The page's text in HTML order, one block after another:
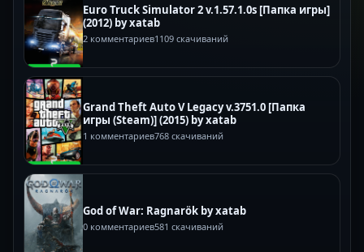
Euro Truck Simulator 2 v.1.57.1.0s [Папка игры]
(2012) by xatab
2 комментариев1109 скачиваний
Grand Theft Auto V Legacy v.3751.0 [Папка
игры (Steam)] (2015) by xatab
1 комментариев768 скачиваний
God of War: Ragnarök by xatab
0 комментариев581 скачиваний